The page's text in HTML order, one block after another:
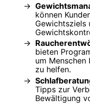
können
Gewichtsziels
bieten
um Menschen
zu helfen.
Tipps zur
Bewältigung